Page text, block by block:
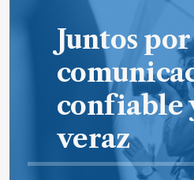
Juntos
confiable
veraz